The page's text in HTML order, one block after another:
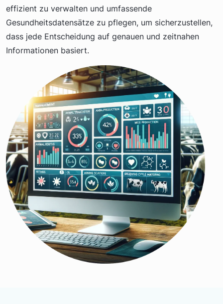
effizient zu verwalten und umfassende
Gesundheitsdatensätze zu pflegen, um sicherzustellen,
dass jede Entscheidung auf genauen und zeitnahen
Informationen basiert.